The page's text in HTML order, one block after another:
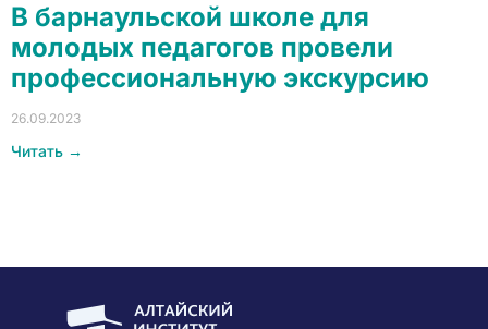
В барнаульской школе для
молодых педагогов провели
профессиональную экскурсию
26.09.2023
Читать →